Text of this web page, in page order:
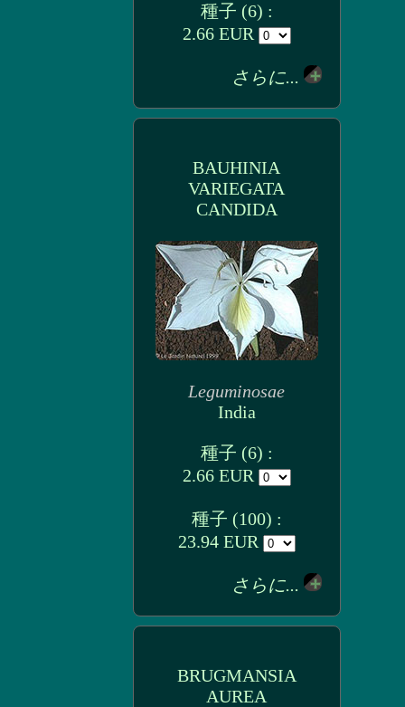
種子 (6) :
2.66 EUR
さらに...
BAUHINIA
VARIEGATA
CANDIDA
Leguminosae
India
種子 (6) :
2.66 EUR
種子 (100) :
23.94 EUR
さらに...
BRUGMANSIA
AUREA